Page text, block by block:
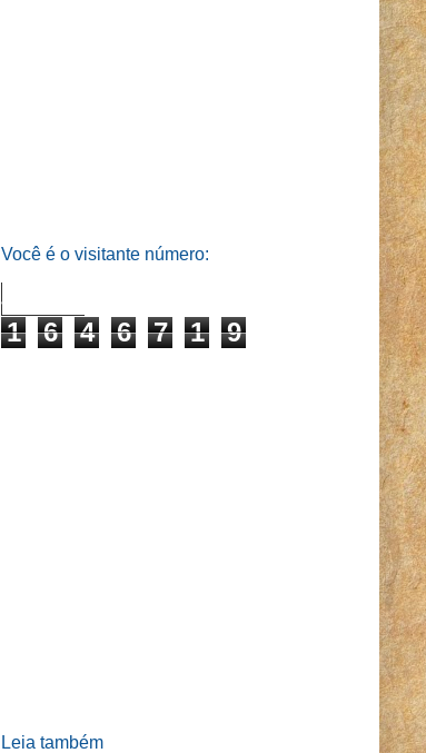
Você é o visitante número:
1 6 4 6 7 1 9
Leia também